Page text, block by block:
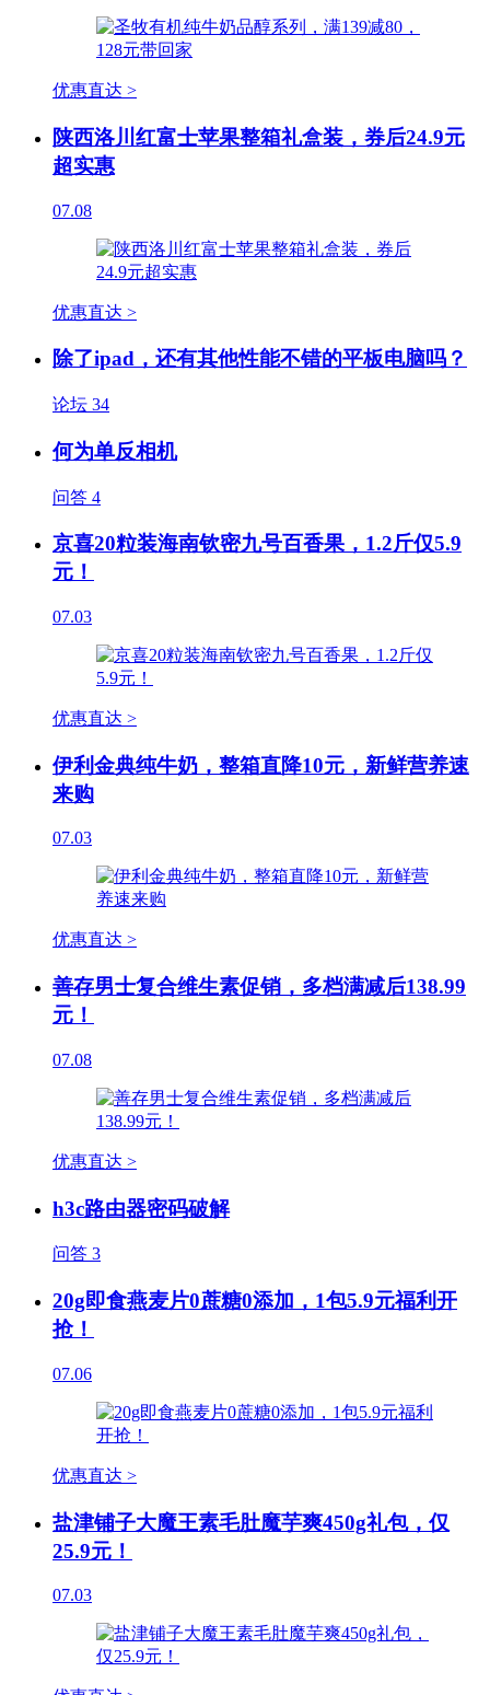
优惠直达 >
陕西洛川红富士苹果整箱礼盒装，券后24.9元
超实惠
07.08
优惠直达 >
除了ipad，还有其他性能不错的平板电脑吗？
论坛 34
何为单反相机
问答 4
京喜20粒装海南钦密九号百香果，1.2斤仅5.9
元！
07.03
优惠直达 >
伊利金典纯牛奶，整箱直降10元，新鲜营养速
来购
07.03
优惠直达 >
善存男士复合维生素促销，多档满减后138.99
元！
07.08
优惠直达 >
h3c路由器密码破解
问答 3
20g即食燕麦片0蔗糖0添加，1包5.9元福利开
抢！
07.06
优惠直达 >
盐津铺子大魔王素毛肚魔芋爽450g礼包，仅
25.9元！
07.03